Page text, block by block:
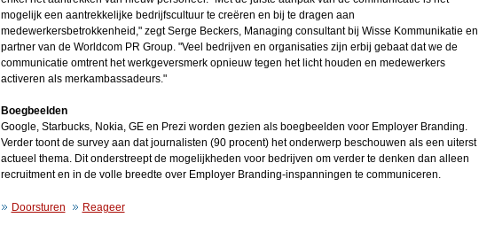
mogelijk een aantrekkelijke bedrijfscultuur te creëren en bij te dragen aan
medewerkersbetrokkenheid," zegt Serge Beckers, Managing consultant bij Wisse Kommunikatie en
partner van de Worldcom PR Group. "Veel bedrijven en organisaties zijn erbij gebaat dat we de
communicatie omtrent het werkgeversmerk opnieuw tegen het licht houden en medewerkers
activeren als merkambassadeurs."
Boegbeelden
Google, Starbucks, Nokia, GE en Prezi worden gezien als boegbeelden voor Employer Branding.
Verder toont de survey aan dat journalisten (90 procent) het onderwerp beschouwen als een uiterst
actueel thema. Dit onderstreept de mogelijkheden voor bedrijven om verder te denken dan alleen
recruitment en in de volle breedte over Employer Branding-inspanningen te communiceren.
Doorsturen Reageer